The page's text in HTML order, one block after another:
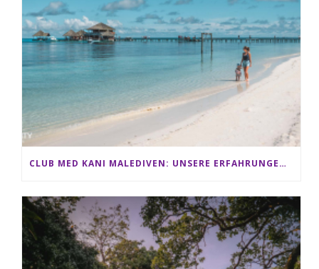
CLUB MED KANI MALEDIVEN: UNSERE ERFAHRUNGEN IM ALL-INCLUSIVE PARADIES